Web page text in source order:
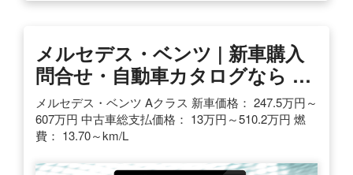
メルセデス・ベンツ | 新車購入
問合せ・自動車カタログなら …
メルセデス・ベンツ Aクラス 新車価格： 247.5万円～
607万円 中古車総支払価格： 13万円～510.2万円 燃
費： 13.70～km/L